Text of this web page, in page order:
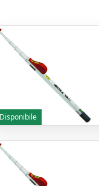
Disponibile